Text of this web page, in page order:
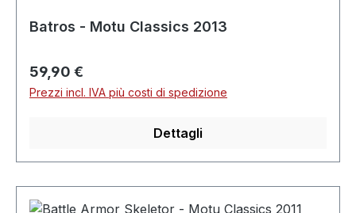
Batros - Motu Classics 2013
Prezzo normale:
59,90 €
Prezzi incl. IVA più costi di spedizione
Dettagli